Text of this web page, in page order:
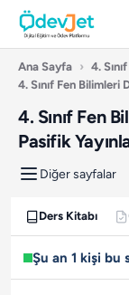
Ana Sayfa › 4. Sınıf
4. Sınıf Fen Bilimleri
4. Sınıf Fen
Pasifik
Diğer sayfalar
Ders Kitabı
Şu an 1 kişi bu